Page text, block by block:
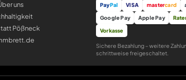
uns
Pößneck
PayPal VISA mastercard
Google Pay
Apple Pay
Vorkasse
Sichere Bezahlung – weitere
schrittweise freigeschaltet.